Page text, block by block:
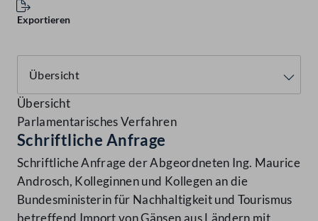
Exportieren
Übersicht
Parlamentarisches Verfahren
Schriftliche Anfrage
Schriftliche Anfrage der Abgeordneten Ing. Maurice
Androsch, Kolleginnen und Kollegen an die
Bundesministerin für Nachhaltigkeit und Tourismus
betreffend Import von Gänsen aus Ländern mit